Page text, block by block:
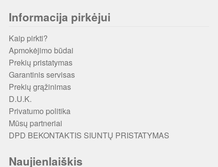
Informacija pirkėjui
Kaip pirkti?
Apmokėjimo būdai
Prekių pristatymas
Garantinis servisas
Prekių grąžinimas
D.U.K.
Privatumo politika
Mūsų partneriai
DPD BEKONTAKTIS SIUNTŲ PRISTATYMAS
Naujienlaiškis